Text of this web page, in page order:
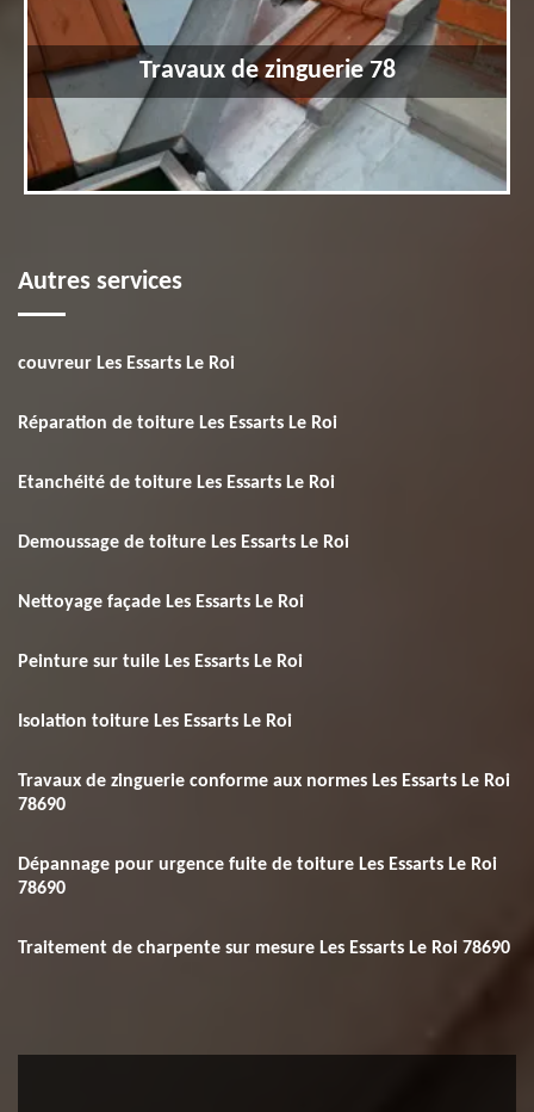
Travaux de zinguerie 78
Autres services
couvreur Les Essarts Le Roi
Réparation de toiture Les Essarts Le Roi
Etanchéité de toiture Les Essarts Le Roi
Demoussage de toiture Les Essarts Le Roi
Nettoyage façade Les Essarts Le Roi
Peinture sur tuile Les Essarts Le Roi
Isolation toiture Les Essarts Le Roi
Travaux de zinguerie conforme aux normes Les Essarts Le Roi
78690
Dépannage pour urgence fuite de toiture Les Essarts Le Roi
78690
Traitement de charpente sur mesure Les Essarts Le Roi 78690